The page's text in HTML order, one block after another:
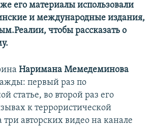
его материалы использовали
и международные издания,
чтобы рассказать о
Наримана Мемедеминова
первый раз по
статье, во второй раз его
к террористической
три авторских видео на канале